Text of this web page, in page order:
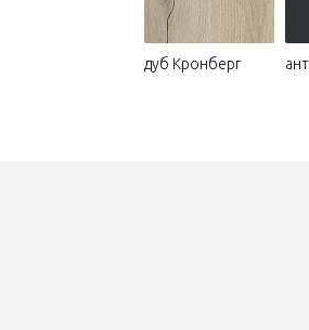
дуб Кронберг